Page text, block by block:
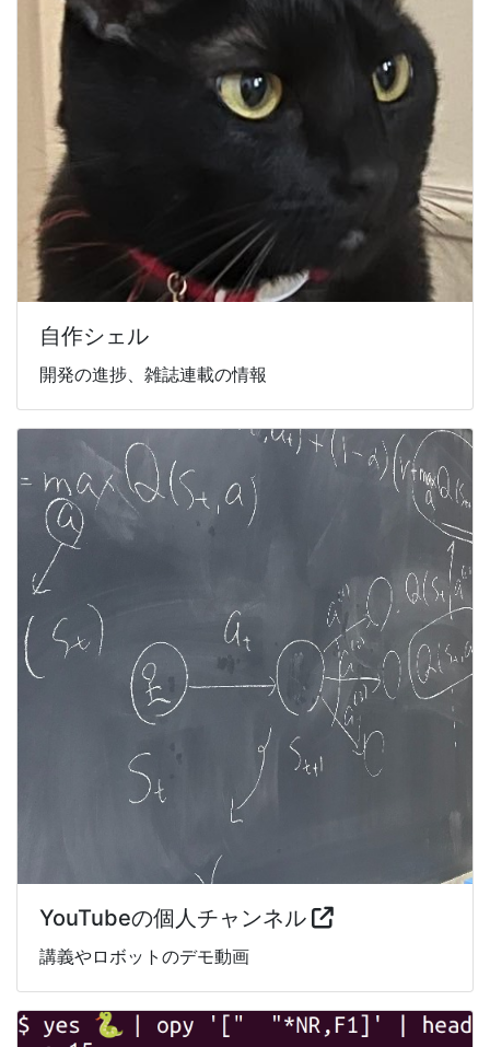
自作シェル
開発の進捗、雑誌連載の情報
YouTubeの個人チャンネル
講義やロボットのデモ動画